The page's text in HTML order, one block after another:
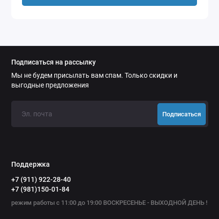
Пряжки свободно поворачиваются на своём
Широкий диапазон размеров – от 37 до 49 и
разнообразие цветов позволит сделать свой выбор
самому требовательному покупателю.
Подписаться на рассылку
Мы не будем присылать вам спам. Только скидки и
выгодные предложения
Подписаться
Поддержка
+7 (911) 922-28-40
+7 (981)150-01-84
режим работы с 11:00 до 19:00 ВОСКРЕСЕНЬЕ - ВЫХОДНОЙ ДЕНЬ !